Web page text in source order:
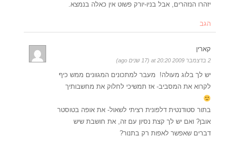
יזהרו הנזהרים, אבל בניו-יורק פשוט אין כאלה בנמצא.
הגב
קארין
2 בדצמבר 2009 at 20:20 (17 שנים ago)
יש לך בלוג מעולה! מעבר למתכונים המגוונים ממש כיף
לקרוא את המסביב- אז תמשיכי לחלוק את מחשבותיך
בתור סטודנטית דלפונית רציתי לשאול- את אופה בטוסטר
אובן? ואם יש לך קצת נסיון עם זה, את חושבת שיש
דברים שאפשר לאפות רק בתנור?